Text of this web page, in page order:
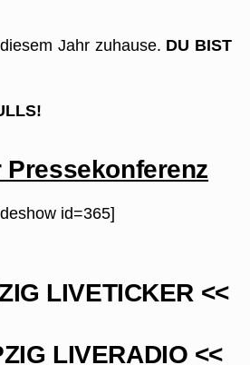
Jahr zuhause. DU BIST
Pressekonferenz
id=365]
LIVETICKER <<
LIVERADIO <<